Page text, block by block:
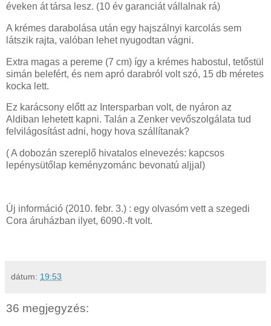
éveken át társa lesz. (10 év garanciát vállalnak rá)
A krémes darabolása után egy hajszálnyi karcolás sem
látszik rajta, valóban lehet nyugodtan vágni.
Extra magas a pereme (7 cm) így a krémes habostul, tetőstül
simán belefért, és nem apró darabról volt szó, 15 db méretes
kocka lett.
Ez karácsony előtt az Intersparban volt, de nyáron az
Aldiban lehetett kapni. Talán a Zenker vevőszolgálata tud
felvilágosítást adni, hogy hova szállítanak?
( A dobozán szereplő hivatalos elnevezés: kapcsos
lepénysütőlap keményzománc bevonatú aljjal)
Új információ (2010. febr. 3.) : egy olvasóm vett a szegedi
Cora áruházban ilyet, 6090.-ft volt.
dátum: 19:53
36 megjegyzés: